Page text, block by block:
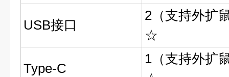
USB接口
2（支持外扩
☆
Type-C
1（支持外扩